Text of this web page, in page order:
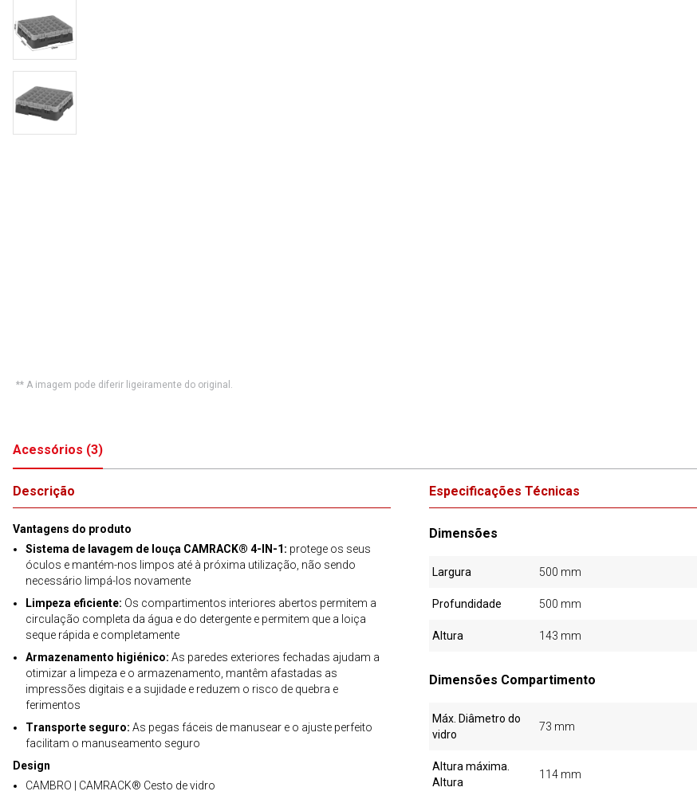
** A imagem pode diferir ligeiramente do original.
Acessórios (3)
Descrição
Vantagens do produto
Sistema de lavagem de louça CAMRACK® 4-IN-1: protege os seus
óculos e mantém-nos limpos até à próxima utilização, não sendo
necessário limpá-los novamente
Limpeza eficiente: Os compartimentos interiores abertos permitem a
circulação completa da água e do detergente e permitem que a loiça
seque rápida e completamente
Armazenamento higiénico: As paredes exteriores fechadas ajudam a
otimizar a limpeza e o armazenamento, mantêm afastadas as
impressões digitais e a sujidade e reduzem o risco de quebra e
ferimentos
Transporte seguro: As pegas fáceis de manusear e o ajuste perfeito
facilitam o manuseamento seguro
Design
CAMBRO | CAMRACK® Cesto de vidro
Especificações Técnicas
Dimensões
Largura 500 mm
Profundidade 500 mm
Altura 143 mm
Dimensões Compartimento
Máx. Diâmetro do
vidro
73 mm
Altura máxima.
Altura
114 mm